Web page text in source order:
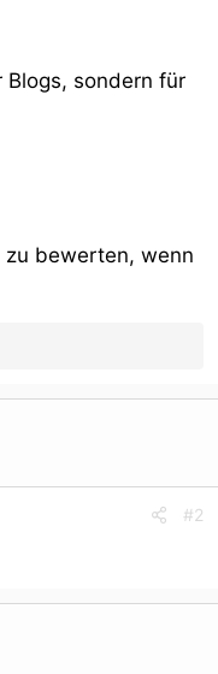
sondern für
bewerten, wenn
#2